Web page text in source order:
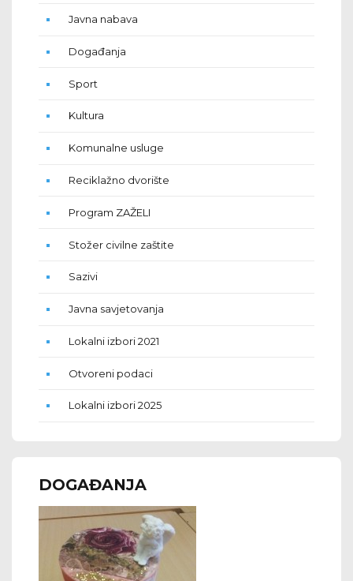
Javna nabava
Događanja
Sport
Kultura
Komunalne usluge
Reciklažno dvorište
Program ZAŽELI
Stožer civilne zaštite
Sazivi
Javna savjetovanja
Lokalni izbori 2021
Otvoreni podaci
Lokalni izbori 2025
DOGAĐANJA